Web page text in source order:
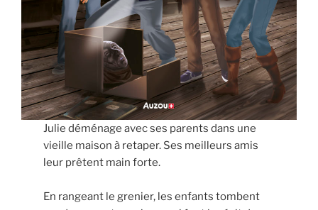
Julie déménage avec ses parents dans une
vieille maison à retaper. Ses meilleurs amis
leur prêtent main forte.
En rangeant le grenier, les enfants tombent